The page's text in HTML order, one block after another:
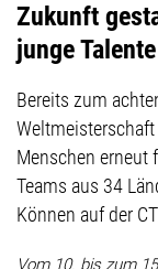
Corporate
Zukunft
junge
Bereits zum
Menschen erneut
Teams aus 34
Können auf der
Vom 10. bis zum